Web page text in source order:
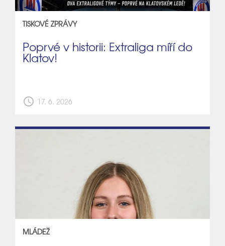
TISKOVÉ ZPRÁVY
Poprvé v historii: Extraliga míří do
Klatov!
schedule 17. 6. 2026
MLÁDEŽ